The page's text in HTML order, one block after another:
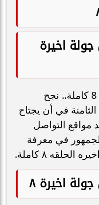
اخيرة
مسلسل جوله اخيره الحلقه 8 كاملة.. نجح
في أن يجتاح
مواقع التواصل
في معرفة
٨ كاملة.
اخيرة ٨